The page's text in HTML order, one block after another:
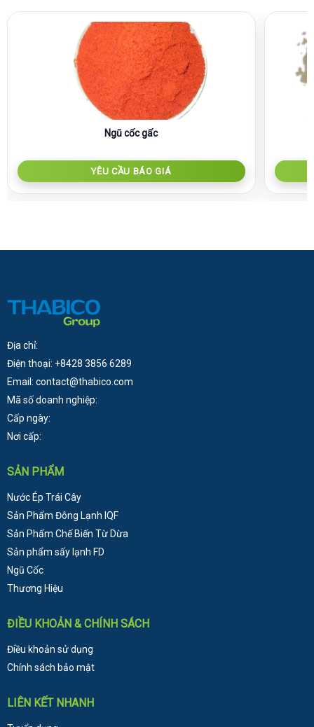
Ngũ cốc gấc
YÊU CẦU BÁO GIÁ
Địa chỉ:
Điện thoại: +8428 3856 6289
Email: contact@thabico.com
Mã số doanh nghiệp:
Cấp ngày:
Nơi cấp:
SẢN PHẨM
Nước Ép Trái Cây
Sản Phẩm Đông Lạnh IQF
Sản Phẩm Chế Biến Từ Dừa
Sản phẩm sấy lạnh FD
Ngũ Cốc
Thương Hiệu
ĐIỀU KHOẢN & CHÍNH SÁCH
Điều khoản sử dụng
Chính sách bảo mật
LIÊN KẾT NHANH